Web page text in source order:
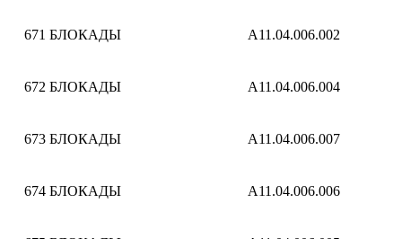
671 БЛОКАДЫ A11.04.006.002
672 БЛОКАДЫ A11.04.006.004
673 БЛОКАДЫ A11.04.006.007
674 БЛОКАДЫ A11.04.006.006